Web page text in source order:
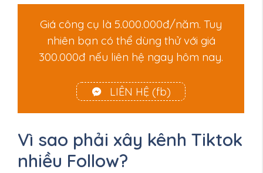
Giá công cụ là 5.000.000đ/năm. Tuy
nhiên bạn có thể dùng thử với giá
300.000đ nếu liên hệ ngay hôm nay.
LIÊN HỆ (fb)
Vì sao phải xây kênh Tiktok
nhiều Follow?